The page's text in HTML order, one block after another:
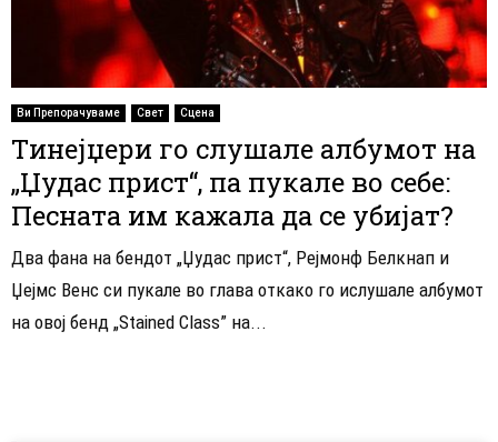
Ви Препорачуваме Свет Сцена
Tинејџери го слушале албумот на
„Џудас прист“, па пукале во себе:
Песната им кажала да се убијат?
Два фана на бендот „Џудас прист“, Рејмонф Белкнап и
Џејмс Венс си пукале во глава откако го ислушале албумот
на овој бенд „Stained Class” на...